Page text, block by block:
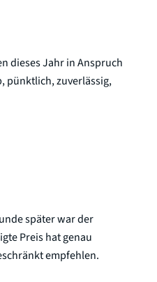
dieses Jahr in Anspruch
pünktlich, zuverlässig,
später war der
Preis hat genau
empfehlen.